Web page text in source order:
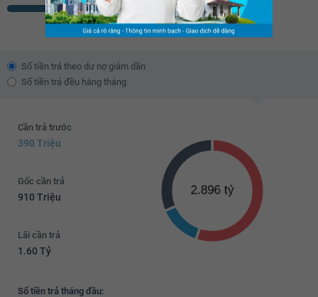
% năm
Số tiền trả theo dư nợ giảm dần
Số tiền trả đều hàng tháng
Cần trả trước
390 Triệu
Gốc cần trả
910 Triệu
Lãi cần trả
1.60 Tỷ
Số tiền trả tháng đầu: